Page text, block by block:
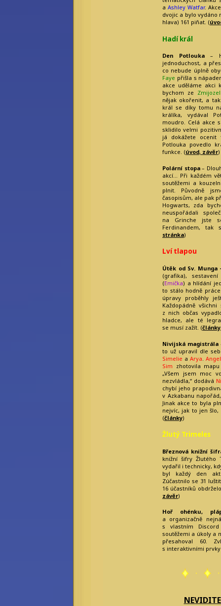
a Ashley Watfar.
dvojic a bylo vydáno
hlava) 161 piñat. (
Hadí král
Den Potlouka–
jednoduchost, a
co nebude úplně
Faye přišla s
akce uděláme akci
bychom ze
nějak okořenit, a
král se díky tomu
králíka, vydával
moudro. Celá akce
sklidilo velmi
já dokážete
Potlouka povedlo
funkce. (úvod, závěr)
Polární stopa–
akcí… Při každém
soutěžemi a
plnit. Původně
časopisům, ale pak
Hogwarts, zda
neuspořádali
na Grinche jste
Ferdinandem,
stránka)
Lví tlapou
Útěk od Sv. Munga
(grafika),
(Emička) a hlídání
to stálo hodně
úpravy proběhly
Každopádně
z nich občas
hladce, ale té
se musí zažít. (články
Nivijská magistrála
to už upravil dle
Simelie aArya .
Sim zhotovila
„Všem jsem moc
nezvládla,“ dodává
chybí jeho
v Azkabanu
Jinak akce to byla
nejvíc, jak to jen
(články)
Žlutý Trimeles
Březnová knižní
knižní šifry Žlutého
vydařil i technicky,
byl každý den
Zúčastnilo se 31
16 účastníků
závěr)
Hoř ohénku,
a organizačně
s vlastním Discord
soutěžemi a úkoly a
přesahoval 60.
s interaktivními prvky